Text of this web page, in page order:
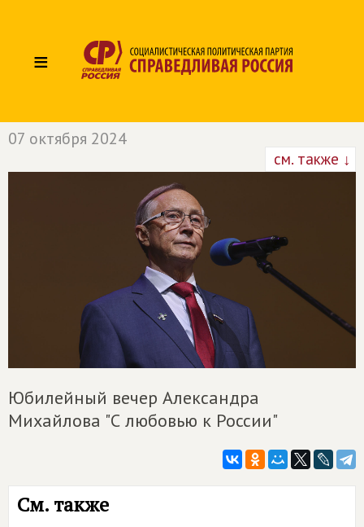
≡
07 октября 2024
см. также ↓
Юбилейный вечер Александра
Михайлова "С любовью к России"
См. также